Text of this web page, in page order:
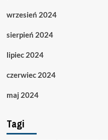
wrzesień 2024
sierpień 2024
lipiec 2024
czerwiec 2024
maj 2024
Tagi